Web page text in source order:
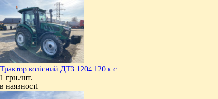
​Трактор колісний ДТЗ 1204 120 к.с
1 грн./шт.
в наявності